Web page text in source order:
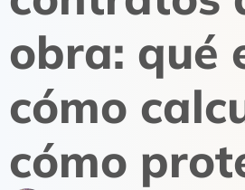
obra: qué
cómo
cómo